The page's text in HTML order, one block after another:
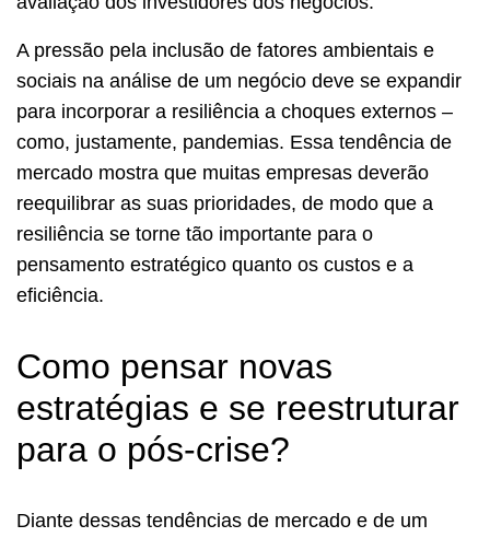
A pressão pela inclusão de fatores ambientais e
sociais na análise de um negócio deve se expandir
para incorporar a resiliência a choques externos –
como, justamente, pandemias. Essa tendência de
mercado mostra que muitas empresas deverão
reequilibrar as suas prioridades, de modo que a
resiliência se torne tão importante para o
pensamento estratégico quanto os custos e a
eficiência.
Como pensar novas
estratégias e se reestruturar
para o pós-crise?
Diante dessas tendências de mercado e de um